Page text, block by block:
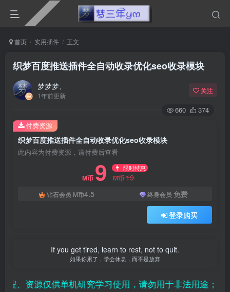
首页 实用插件 正文
织梦百度推送插件全自动收录优化seo收录模块
梦梦梦、
1年前更新
关注
660 374
织梦百度推送插件全自动收录优化seo收录模块
此内容为付费资源，请付费后查看
M币 9 限时特惠
M币19
钻石会员 M币4.5 终身会员 免费
登录购买
付费资源
If you get tired, learn to rest, not to quit.
如果你累了，学会休息，而不是放弃
、资源仅供单机研究学习使用，请勿用于非法用途；用